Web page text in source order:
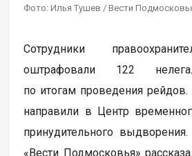
Фото: Илья Тушев / Вести
Сотрудники
оштрафовали 122
по итогам проведения
направили в Центр
принудительного
«Вести Подмосковья»